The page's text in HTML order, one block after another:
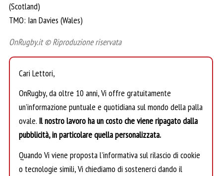
(Scotland)
TMO: Ian Davies (Wales)
OnRugby.it © Riproduzione riservata
Cari Lettori,
OnRugby, da oltre 10 anni, Vi offre gratuitamente
un’informazione puntuale e quotidiana sul mondo della palla
ovale. Il nostro lavoro ha un costo che viene ripagato dalla
pubblicità, in particolare quella personalizzata.
Quando Vi viene proposta l’informativa sul rilascio di cookie
o tecnologie simili, Vi chiediamo di sostenerci dando il